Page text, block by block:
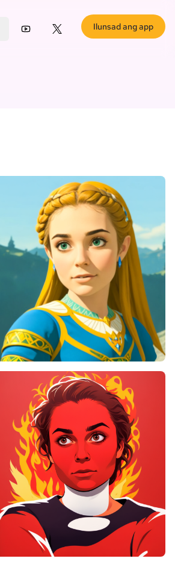
YouTubeX (Twitter)
Ilunsad ang app